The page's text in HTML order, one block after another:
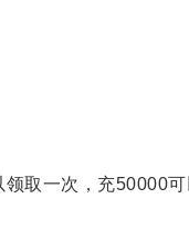
取一次，充50000